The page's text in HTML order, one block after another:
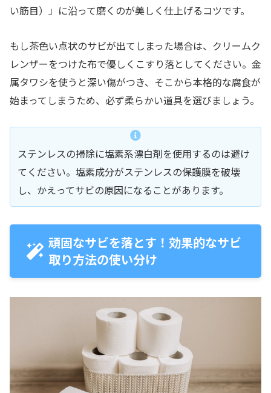
い筋目）」に沿って磨くのが美しく仕上げるコツです。
もし茶色い点状のサビが出てしまった場合は、クリームク
レンザーをつけた布で優しくこすり落としてください。金
属タワシを使うと深い傷がつき、そこから本格的な腐食が
始まってしまうため、必ず柔らかい道具を選びましょう。
ステンレスの掃除に塩素系漂白剤を使用するのは避け
てください。塩素成分がステンレスの保護膜を破壊
し、かえってサビの原因になることがあります。
頑固なサビを落とす！効果的なサビ
取り方法の使い分け